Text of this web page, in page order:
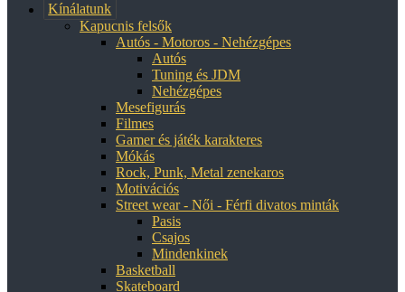
Kínálatunk
Kapucnis felsők
Autós - Motoros - Nehézgépes
Autós
Tuning és JDM
Nehézgépes
Mesefigurás
Filmes
Gamer és játék karakteres
Mókás
Rock, Punk, Metal zenekaros
Motivációs
Street wear - Női - Férfi divatos minták
Pasis
Csajos
Mindenkinek
Basketball
Skateboard